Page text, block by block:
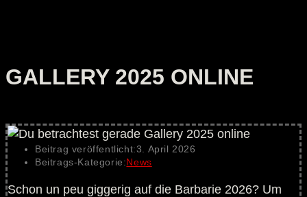
GALLERY 2025 ONLINE
Beitrag veröffentlicht:3. April 2026
Beitrags-Kategorie:News
Schon un peu giggerig auf die Barbarie 2026? Um